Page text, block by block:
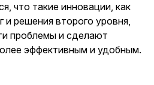
что такие инновации, как
и решения второго уровня,
проблемы и сделают
эффективным и удобным.